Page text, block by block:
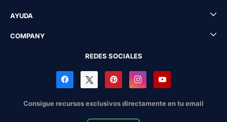
AYUDA
COMPANY
REDES SOCIALES
Consigue recursos exclusivos directamente en tu email